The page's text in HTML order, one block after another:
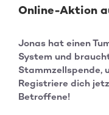
Online-Aktion
Jonas hat einen
System und
Stammzellspende,
Registriere dich
Betroffene!